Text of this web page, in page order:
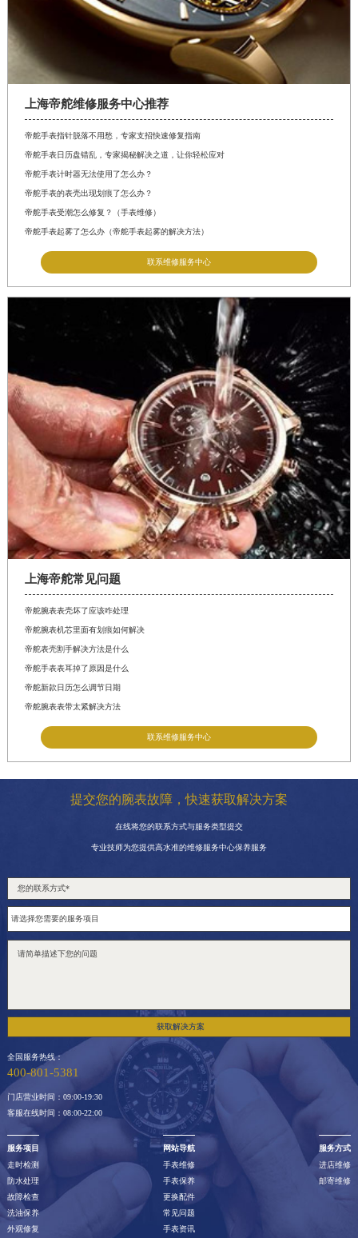
上海帝舵维修服务中心推荐
帝舵手表指针脱落不用愁，专家支招快速修复指南
帝舵手表日历盘错乱，专家揭秘解决之道，让你轻松应对
帝舵手表计时器无法使用了怎么办？
帝舵手表的表壳出现划痕了怎么办？
帝舵手表受潮怎么修复？（手表维修）
帝舵手表起雾了怎么办（帝舵手表起雾的解决方法）
联系维修服务中心
上海帝舵常见问题
帝舵腕表表壳坏了应该咋处理
帝舵腕表机芯里面有划痕如何解决
帝舵表壳割手解决方法是什么
帝舵手表表耳掉了原因是什么
帝舵新款日历怎么调节日期
帝舵腕表表带太紧解决方法
联系维修服务中心
提交您的腕表故障，快速获取解决方案
在线将您的联系方式与服务类型提交
专业技师为您提供高水准的维修服务中心保养服务
获取解决方案
全国服务热线：
400-801-5381
门店营业时间：09:00-19:30
客服在线时间：08:00-22:00
服务项目
走时检测
防水处理
故障检查
洗油保养
外观修复
网站导航
手表维修
手表保养
更换配件
常见问题
手表资讯
服务方式
进店维修
邮寄维修